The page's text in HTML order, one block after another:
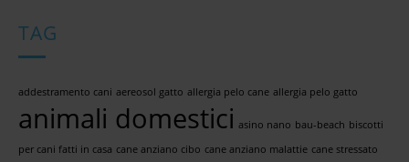
TAG
addestramento cani aereosol gatto allergia pelo cane allergia pelo gatto
animali domestici asino nano bau-beach biscotti
per cani fatti in casa cane anziano cibo cane anziano malattie cane stressato